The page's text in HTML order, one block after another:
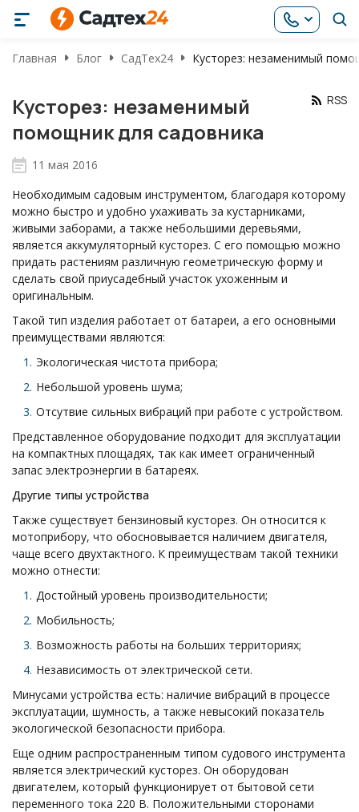
Главная Блог СадТех24 Кусторез: незаменимый
Кусторез: незаменимый
помощник для садовника
RSS
11 мая 2016
Необходимым садовым инструментом, благодаря которому
можно быстро и удобно ухаживать за кустарниками,
живыми заборами, а также небольшими деревьями,
является аккумуляторный кусторез. С его помощью можно
придать растениям различную геометрическую форму и
сделать свой приусадебный участок ухоженным и
оригинальным.
Такой тип изделия работает от батареи, а его основными
преимуществами являются:
Экологическая чистота прибора;
Небольшой уровень шума;
Отсутвие сильных вибраций при работе с устройством.
Представленное оборудование подходит для эксплуатации
на компактных площадях, так как имеет ограниченный
запас электроэнергии в батареях.
Другие типы устройства
Также существует бензиновый кусторез. Он относится к
мотоприбору, что обосновывается наличием двигателя,
чаще всего двухтактного. К преимуществам такой техники
можно отнести:
Достойный уровень производительности;
Мобильность;
Возможность работы на больших территориях;
Независимость от электрической сети.
Минусами устройства есть: наличие вибраций в процессе
эксплуатации, шумность, а также невысокий показатель
экологической безопасности прибора.
Еще одним распространенным типом судового инструмента
является электрический кусторез. Он оборудован
двигателем, который функционирует от бытовой сети
переменного тока 220 В. Положительными сторонами